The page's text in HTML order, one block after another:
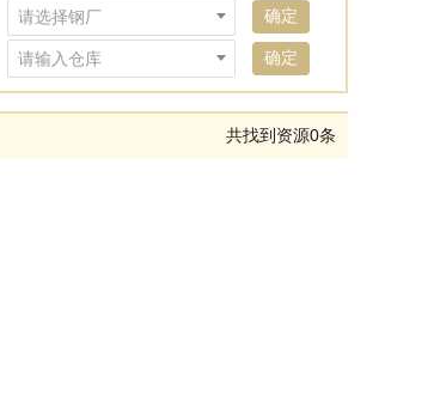
请选择钢厂 确定
请输入仓库 确定
共找到资源0条